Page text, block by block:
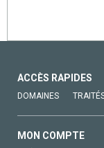
ACCÈS RAPIDES
DOMAINES
MON COMPTE